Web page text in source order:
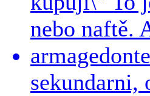
nebo naftě.
sekundarni,